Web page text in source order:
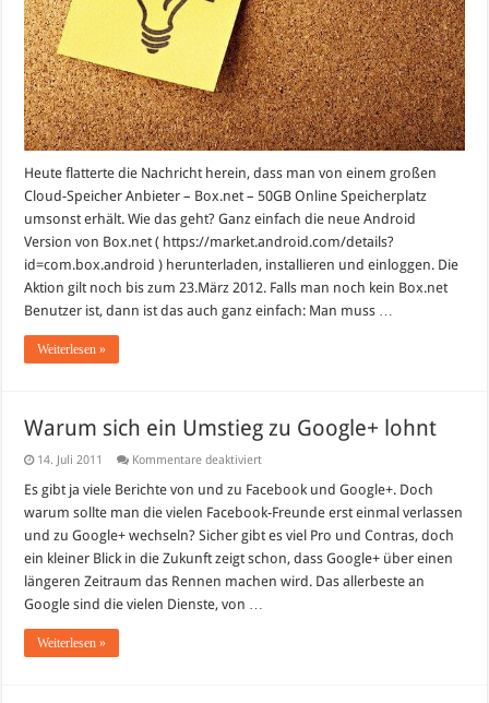
Heute flatterte die Nachricht herein, dass man von einem großen
Cloud-Speicher Anbieter – Box.net – 50GB Online Speicherplatz
umsonst erhält. Wie das geht? Ganz einfach die neue Android
Version von Box.net ( https://market.android.com/details?
id=com.box.android ) herunterladen, installieren und einloggen. Die
Aktion gilt noch bis zum 23.März 2012. Falls man noch kein Box.net
Benutzer ist, dann ist das auch ganz einfach: Man muss …
Weiterlesen »
Warum sich ein Umstieg zu Google+ lohnt
14. Juli 2011 Kommentare deaktiviertfür
sich
Umstieg
zu
Google+
lohnt
Es gibt ja viele Berichte von und zu Facebook und Google+. Doch
warum sollte man die vielen Facebook-Freunde erst einmal verlassen
und zu Google+ wechseln? Sicher gibt es viel Pro und Contras, doch
ein kleiner Blick in die Zukunft zeigt schon, dass Google+ über einen
längeren Zeitraum das Rennen machen wird. Das allerbeste an
Google sind die vielen Dienste, von …
Weiterlesen »